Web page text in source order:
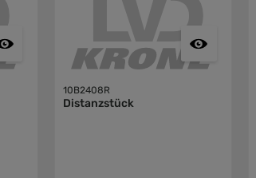
10B2408R
Distanzstück